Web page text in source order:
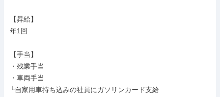
【昇給】
年1回
【手当】
・残業手当
・車両手当
└自家用車持ち込みの社員にガソリンカード支給